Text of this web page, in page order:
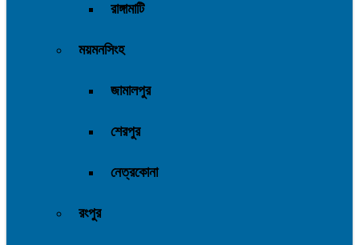
রাঙ্গামাটি
ময়মনসিংহ
জামালপুর
শেরপুর
নেত্রকোনা
রংপুর